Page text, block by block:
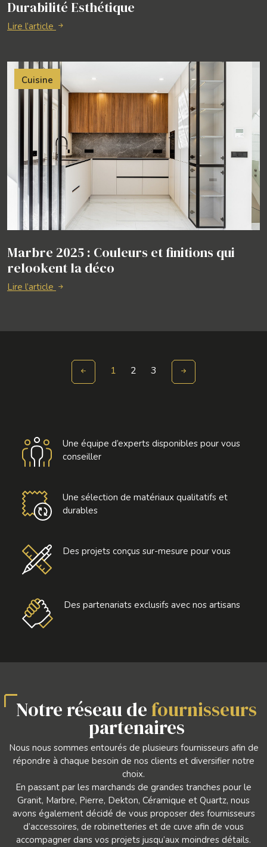
Durabilité Esthétique
Lire l’article
Cuisine
Marbre 2025 : Couleurs et finitions qui
relookent la déco
Lire l’article
1 2 3
Une équipe d’experts disponibles pour vous
conseiller
Une sélection de matériaux qualitatifs et
durables
Des projets conçus sur-mesure pour vous
Des partenariats exclusifs avec nos artisans
Notre réseau defournisseurs
partenaires
Nous nous sommes entourés de plusieurs fournisseurs afin de
répondre à chaque besoin de nos clients et diversifier notre
choix.
En passant par les marchands de grandes tranches pour le
Granit, Marbre, Pierre, Dekton, Céramique et Quartz, nous
avons également décidé de vous proposer des fournisseurs
d’accessoires, de robinetteries et de cuve afin de vous
accompagner dans vos projets jusqu’aux moindres détails.